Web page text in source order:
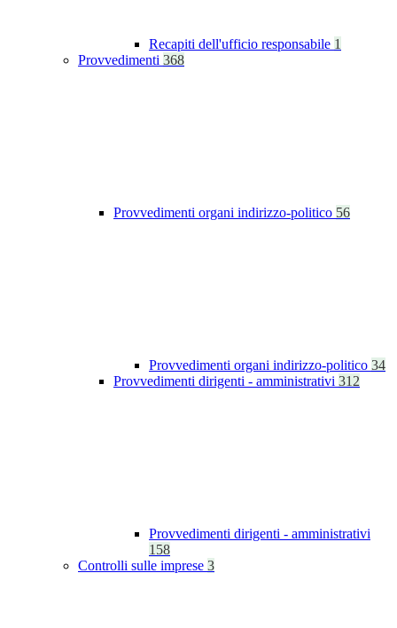
Recapiti dell'ufficio responsabile 1
Provvedimenti 368
Provvedimenti organi indirizzo-politico 56
Provvedimenti organi indirizzo-politico 34
Provvedimenti dirigenti - amministrativi 312
Provvedimenti dirigenti - amministrativi
158
Controlli sulle imprese 3